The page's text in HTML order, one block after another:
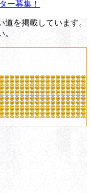
ー募集！
を掲載しています。